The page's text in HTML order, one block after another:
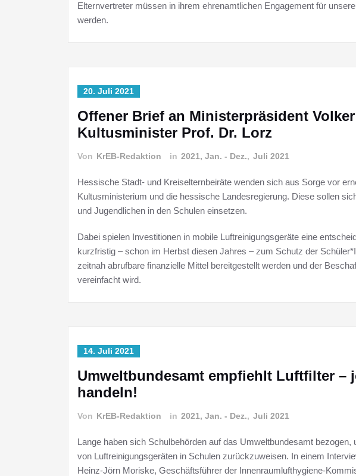
Elternvertreter müssen in ihrem ehrenamtlichen Engagement für
werden.
20. Juli 2021
Offener Brief an Ministerpräsident
Kultusminister Prof. Dr. Lorz
Von KrEB-Redaktion in 2021, Jan. - Dez., Juli 2021
Hessische Stadt- und Kreiselternbeiräte wenden sich aus Sorge vor
Kultusministerium und die hessische Landesregierung. Diese sollen
und Jugendlichen in den Schulen einsetzen.
Dabei spielen Investitionen in mobile Luftreinigungsgeräte eine
kurzfristig – schon im Herbst diesen Jahres – zum Schutz der
zeitnah abrufbare finanzielle Mittel bereitgestellt werden und der
vereinfacht wird.
14. Juli 2021
Umweltbundesamt empfiehlt Luftfilter –
handeln!
Von KrEB-Redaktion in 2021, Jan. - Dez., Juli 2021
Lange haben sich Schulbehörden auf das Umweltbundesamt
von Luftreinigungsgeräten in Schulen zurückzuweisen. In einem
Heinz-Jörn Moriske, Geschäftsführer der Innenraumlufthygiene-